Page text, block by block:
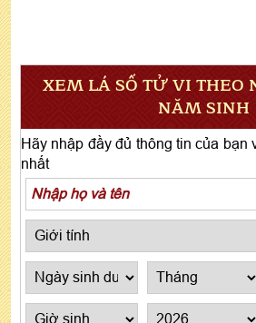
XEM LÁ SỐ TỬ VI THEO
NĂM SINH
Hãy nhập đầy đủ thông tin của bạn
nhất